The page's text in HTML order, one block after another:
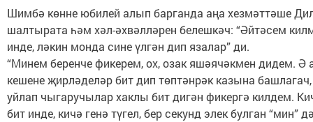
Шимбә көнне юбилей алып барганда аңа хезмәттәше
шалтырата һәм хәл-әхвәлләрен белешкәч: “Әйтәсем
инде, ләкин монда сине үлгән дип язалар” ди.
“Минем беренче фикерем, ох, озак яшәячәкмен дидем. Ә
кешене җирләделәр бит дип төптәнрәк казына башлагач,
уйлап чыгаручылар хаклы бит дигән фикергә килдем.
бит инде, кичә генә түгел, бер секунд элек булган “мин”